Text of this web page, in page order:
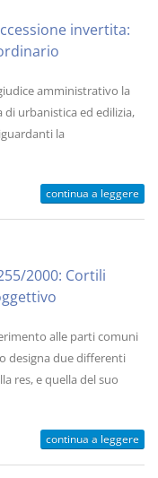
invertita:
amministrativo la
urbanistica ed edilizia,
la
continua a leggere
2000: Cortili
alle parti comuni
designa due differenti
res, e quella del suo
continua a leggere